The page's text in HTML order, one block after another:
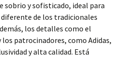
sobrio y sofisticado, ideal para
de los tradicionales
los detalles como el
los patrocinadores, como Adidas,
y alta calidad. Está